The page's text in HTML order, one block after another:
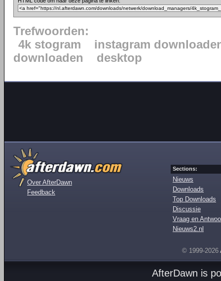
Trefwoorden:
4k stogram
instagram
downloaden
desktop
Over AfterDawn
Feedback
Sections:
Nieuws
Downloads
Top Downloads
Discussie
Vraag en
Nieuws2.nl
© 1999-2026
AfterDawn is